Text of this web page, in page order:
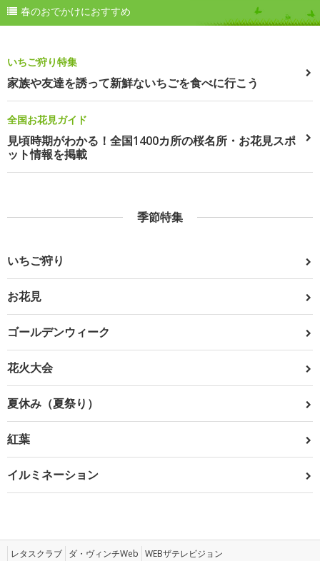
春のおでかけにおすすめ
いちご狩り特集
家族や友達を誘って新鮮ないちごを食べに行こう
全国お花見ガイド
見頃時期がわかる！全国1400カ所の桜名所・お花見スポ
ット情報を掲載
季節特集
いちご狩り
お花見
ゴールデンウィーク
花火大会
夏休み（夏祭り）
紅葉
イルミネーション
レタスクラブ ダ・ヴィンチWeb WEBザテレビジョン